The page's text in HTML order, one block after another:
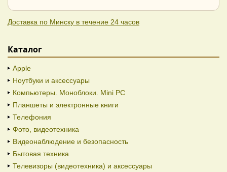
Доставка по Минску в течение 24 часов
Каталог
Apple
Ноутбуки и аксессуары
Компьютеры. Моноблоки. Mini PC
Планшеты и электронные книги
Телефония
Фото, видеотехника
Видеонаблюдение и безопасность
Бытовая техника
Телевизоры (видеотехника) и аксессуары